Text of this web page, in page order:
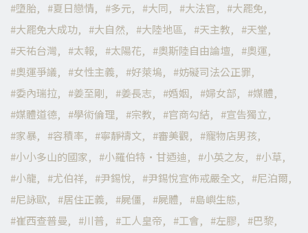
墮胎
夏日戀情 多元 大同 大法官
大罷免
大罷免大成功
大自然 大陸地區 天主教
天堂
天祐台灣
太報 太陽花 奧斯陸自由論壇
奧運
奧運爭議
女性主義 好萊塢
妨礙司法公正罪
委內瑞拉
姜至剛 姜長志 婚姻 婦女部
媒體
媒體道德
學術倫理 宗教 官商勾結
宣告獨立
家暴
容積率 寧靜禱文 審美觀
寵物店男孩
小小多山的國家
小羅伯特·甘迺迪 小英之友
小草
小龍
尤伯祥 尹錫悅 尹錫悅宣佈戒嚴全文
尼泊爾
尼詠歐
居住正義 屍僵 屍體
島嶼生態
崔西查普曼
川普 工人皇帝 工會 左膠 巴黎